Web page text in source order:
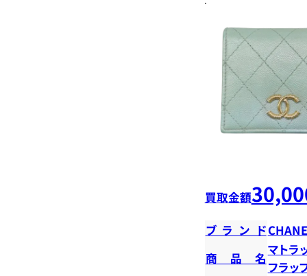
買取金額
ブランド
商品名
マトラ
フラッ